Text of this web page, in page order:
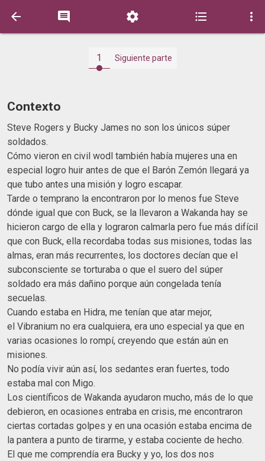
    
1 Siguiente parte
Contexto
Steve Rogers y Bucky James no son los únicos súper
soldados.
Cómo vieron en civil wodl también había mujeres una en
especial logro huir antes de que el Barón Zemón llegará ya
que tubo antes una misión y logro escapar.
Tarde o temprano la encontraron por lo menos fue Steve
dónde igual que con Buck, se la llevaron a Wakanda hay se
hicieron cargo de ella y lograron calmarla pero fue más difícil
que con Buck, ella recordaba todas sus misiones, todas las
almas, eran más recurrentes, los doctores decían que el
subconsciente se torturaba o que el suero del súper
soldado era más dañino porque aún congelada tenía
secuelas.
Cuando estaba en Hidra, me tenían que atar mejor,
el Vibranium no era cualquiera, era uno especial ya que en
varias ocasiones lo rompí, creyendo que están aún en
misiones.
No podía vivir aún así, los sedantes eran fuertes, todo
estaba mal con Migo.
Los científicos de Wakanda ayudaron mucho, más de lo que
debieron, en ocasiones entraba en crisis, me encontraron
ciertas cortadas golpes y en una ocasión estaba encima de
la pantera a punto de tirarme, y estaba cociente de hecho.
El que me comprendía era Bucky y yo, los dos nos